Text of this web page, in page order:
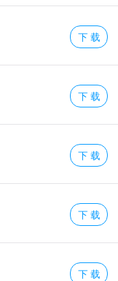
下 载
下 载
下 载
下 载
下 载